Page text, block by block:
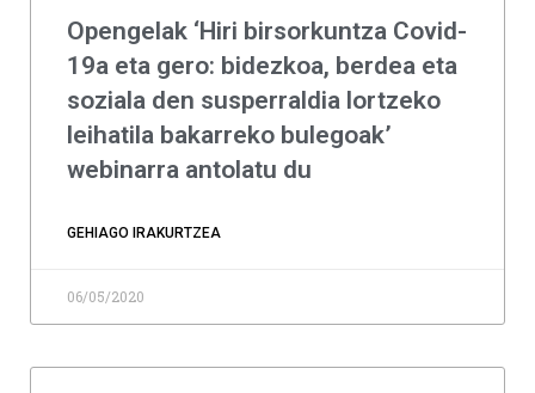
Opengelak ‘Hiri birsorkuntza Covid-
19a eta gero: bidezkoa, berdea eta
soziala den susperraldia lortzeko
leihatila bakarreko bulegoak’
webinarra antolatu du
GEHIAGO IRAKURTZEA
06/05/2020